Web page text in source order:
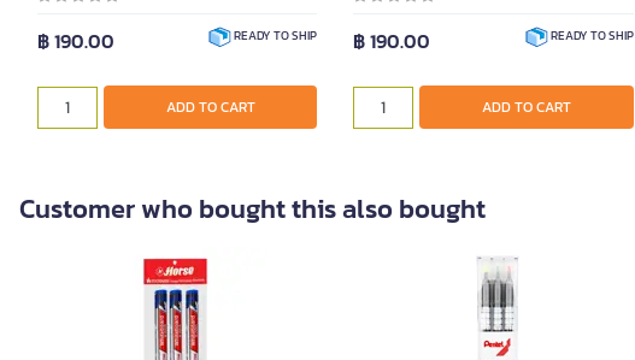
฿ 190.00 READY TO SHIP
ADD TO CART
฿ 190.00 READY TO SHIP
ADD TO CART
Customer who bought this also bought